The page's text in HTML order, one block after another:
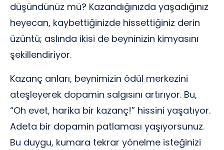
düşündünüz mü? Kazandığınızda yaşadığınız
heyecan, kaybettiğinizde hissettiğiniz derin
üzüntü; aslında ikisi de beyninizin kimyasını
şekillendiriyor.
Kazanç anları, beynimizin ödül merkezini
ateşleyerek dopamin salgısını artırıyor. Bu,
“Oh evet, harika bir kazanç!” hissini yaşatıyor.
Adeta bir dopamin patlaması yaşıyorsunuz.
Bu duygu, kumara tekrar yönelme isteğinizi